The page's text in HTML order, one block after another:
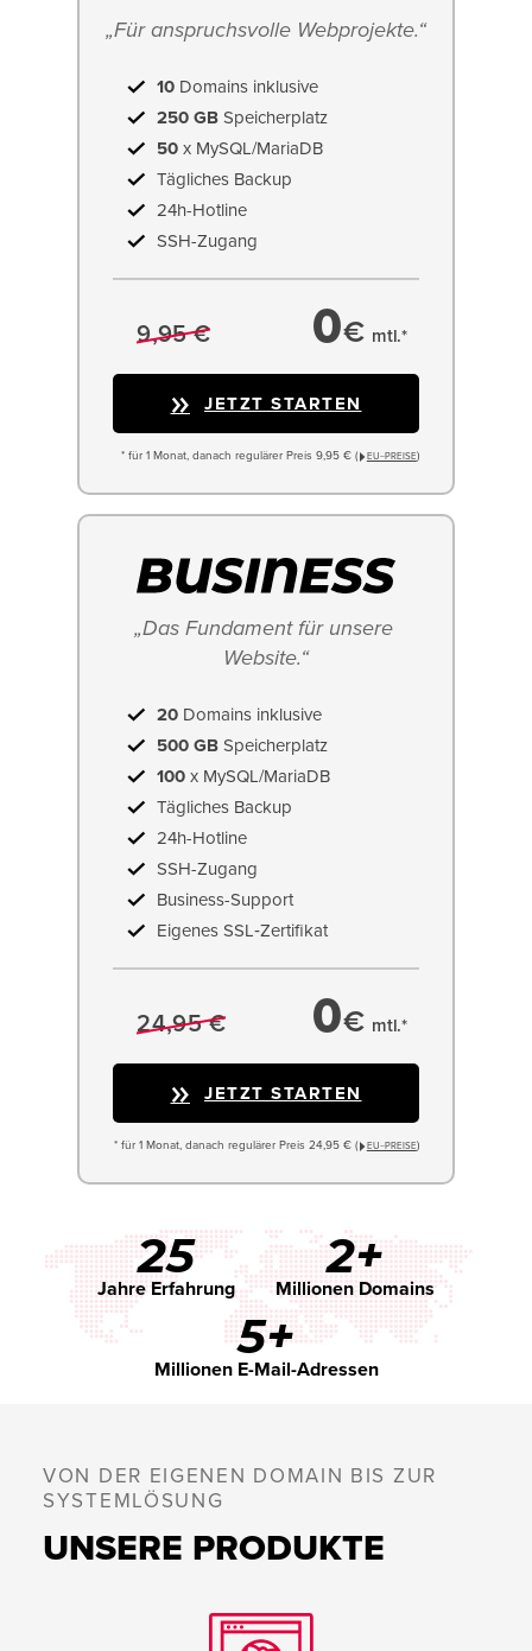
„Für anspruchsvolle Webprojekte.“
10 Domains inklusive
250 GB Speicherplatz
50 x MySQL/MariaDB
Tägliches Backup
24h-Hotline
SSH-Zugang
9,95 € 0€ mtl.*
JETZT STARTEN
* für 1 Monat, danach regulärer Preis 9,95 € ( EU−PREISE)
„Das Fundament für unsere
Website.“
20 Domains inklusive
500 GB Speicherplatz
100 x MySQL/MariaDB
Tägliches Backup
24h-Hotline
SSH-Zugang
Business-Support
Eigenes SSL‑Zertifikat
24,95 € 0€ mtl.*
JETZT STARTEN
* für 1 Monat, danach regulärer Preis 24,95 € ( EU−PREISE)
25
Jahre Erfahrung
2+
Millionen Domains
5+
Millionen E-Mail-Adressen
VON DER EIGENEN DOMAIN BIS ZUR
SYSTEMLÖSUNG
UNSERE PRODUKTE